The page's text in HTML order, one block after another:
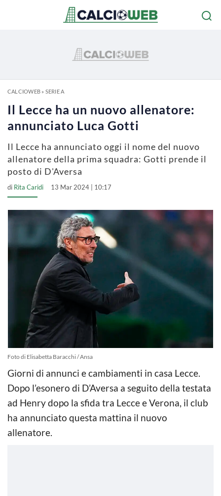
CALCIOWEB» SERIE A
Il Lecce ha un nuovo allenatore:
annunciato Luca Gotti
Il Lecce ha annunciato oggi il nome del nuovo
allenatore della prima squadra: Gotti prende il
posto di D'Aversa
di Rita Caridi 13 Mar 2024 | 10:17
Foto di Elisabetta Baracchi / Ansa
Giorni di annunci e cambiamenti in casa Lecce.
Dopo l’esonero di D’Aversa a seguito della testata
ad Henry dopo la sfida tra Lecce e Verona, il club
ha annunciato questa mattina il nuovo
allenatore.